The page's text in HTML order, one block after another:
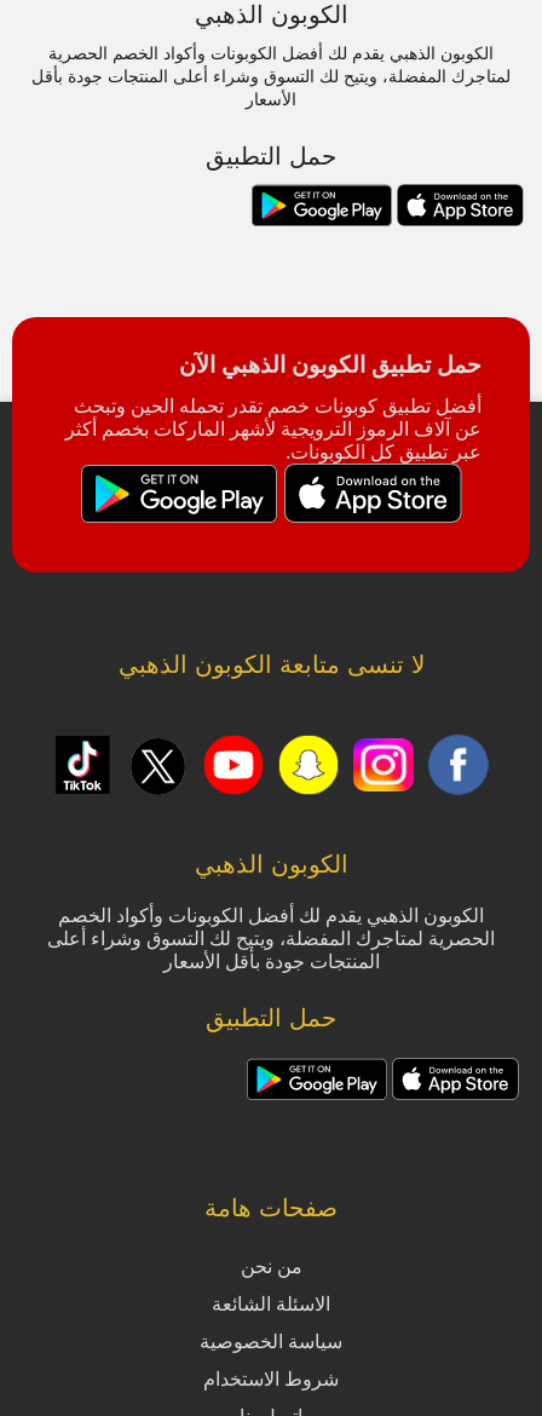
الكوبون الذهبي
الكوبون الذهبي يقدم لك أفضل الكوبونات وأكواد الخصم الحصرية
لمتاجرك المفضلة، ويتيح لك التسوق وشراء أعلى المنتجات جودة بأقل
الأسعار
حمل التطبيق
حمل تطبيق الكوبون الذهبي الآن
أفضل تطبيق كوبونات خصم تقدر تحمله الحين وتبحث
عن آلاف الرموز الترويجية لأشهر الماركات بخصم أكثر
عبر تطبيق كل الكوبونات.
لا تنسى متابعة الكوبون الذهبي
الكوبون الذهبي
الكوبون الذهبي يقدم لك أفضل الكوبونات وأكواد الخصم
الحصرية لمتاجرك المفضلة، ويتيح لك التسوق وشراء أعلى
المنتجات جودة بأقل الأسعار
حمل التطبيق
صفحات هامة
من نحن
الاسئلة الشائعة
سياسة الخصوصية
شروط الاستخدام